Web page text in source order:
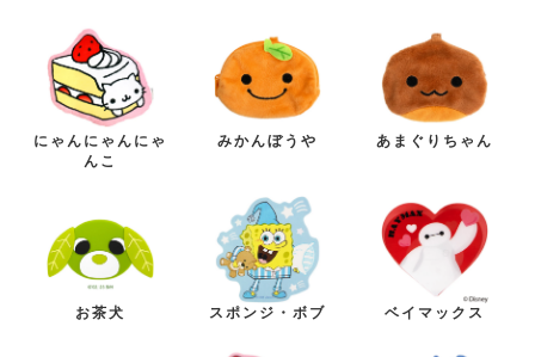
にゃんにゃんにゃ
んこ
みかんぼうや あまぐりちゃん
お茶犬 スポンジ・ボブ ベイマックス